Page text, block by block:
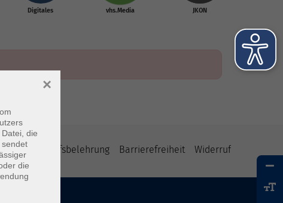
Digitales vhs.Media JKON
Widerrufsbelehrung Barrierefreiheit Widerruf
die
die
×